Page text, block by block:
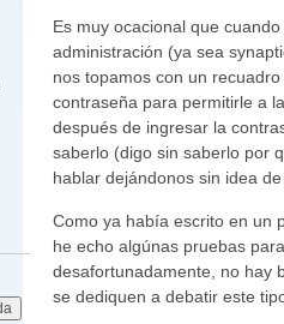
Es muy ocacional que
administración (ya sea
nos topamos con un
contraseña para permitirle a
después de ingresar la
saberlo (digo sin saberlo por
hablar dejándonos sin idea
Como ya había escrito en un
he echo algúnas pruebas
desafortunadamente, no hay
se dediquen a debatir este